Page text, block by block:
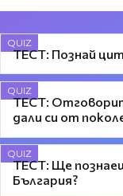
QUIZ
ТЕСТ: Познай
QUIZ
ТЕСТ:
дали си от
QUIZ
ТЕСТ: Ще
България?